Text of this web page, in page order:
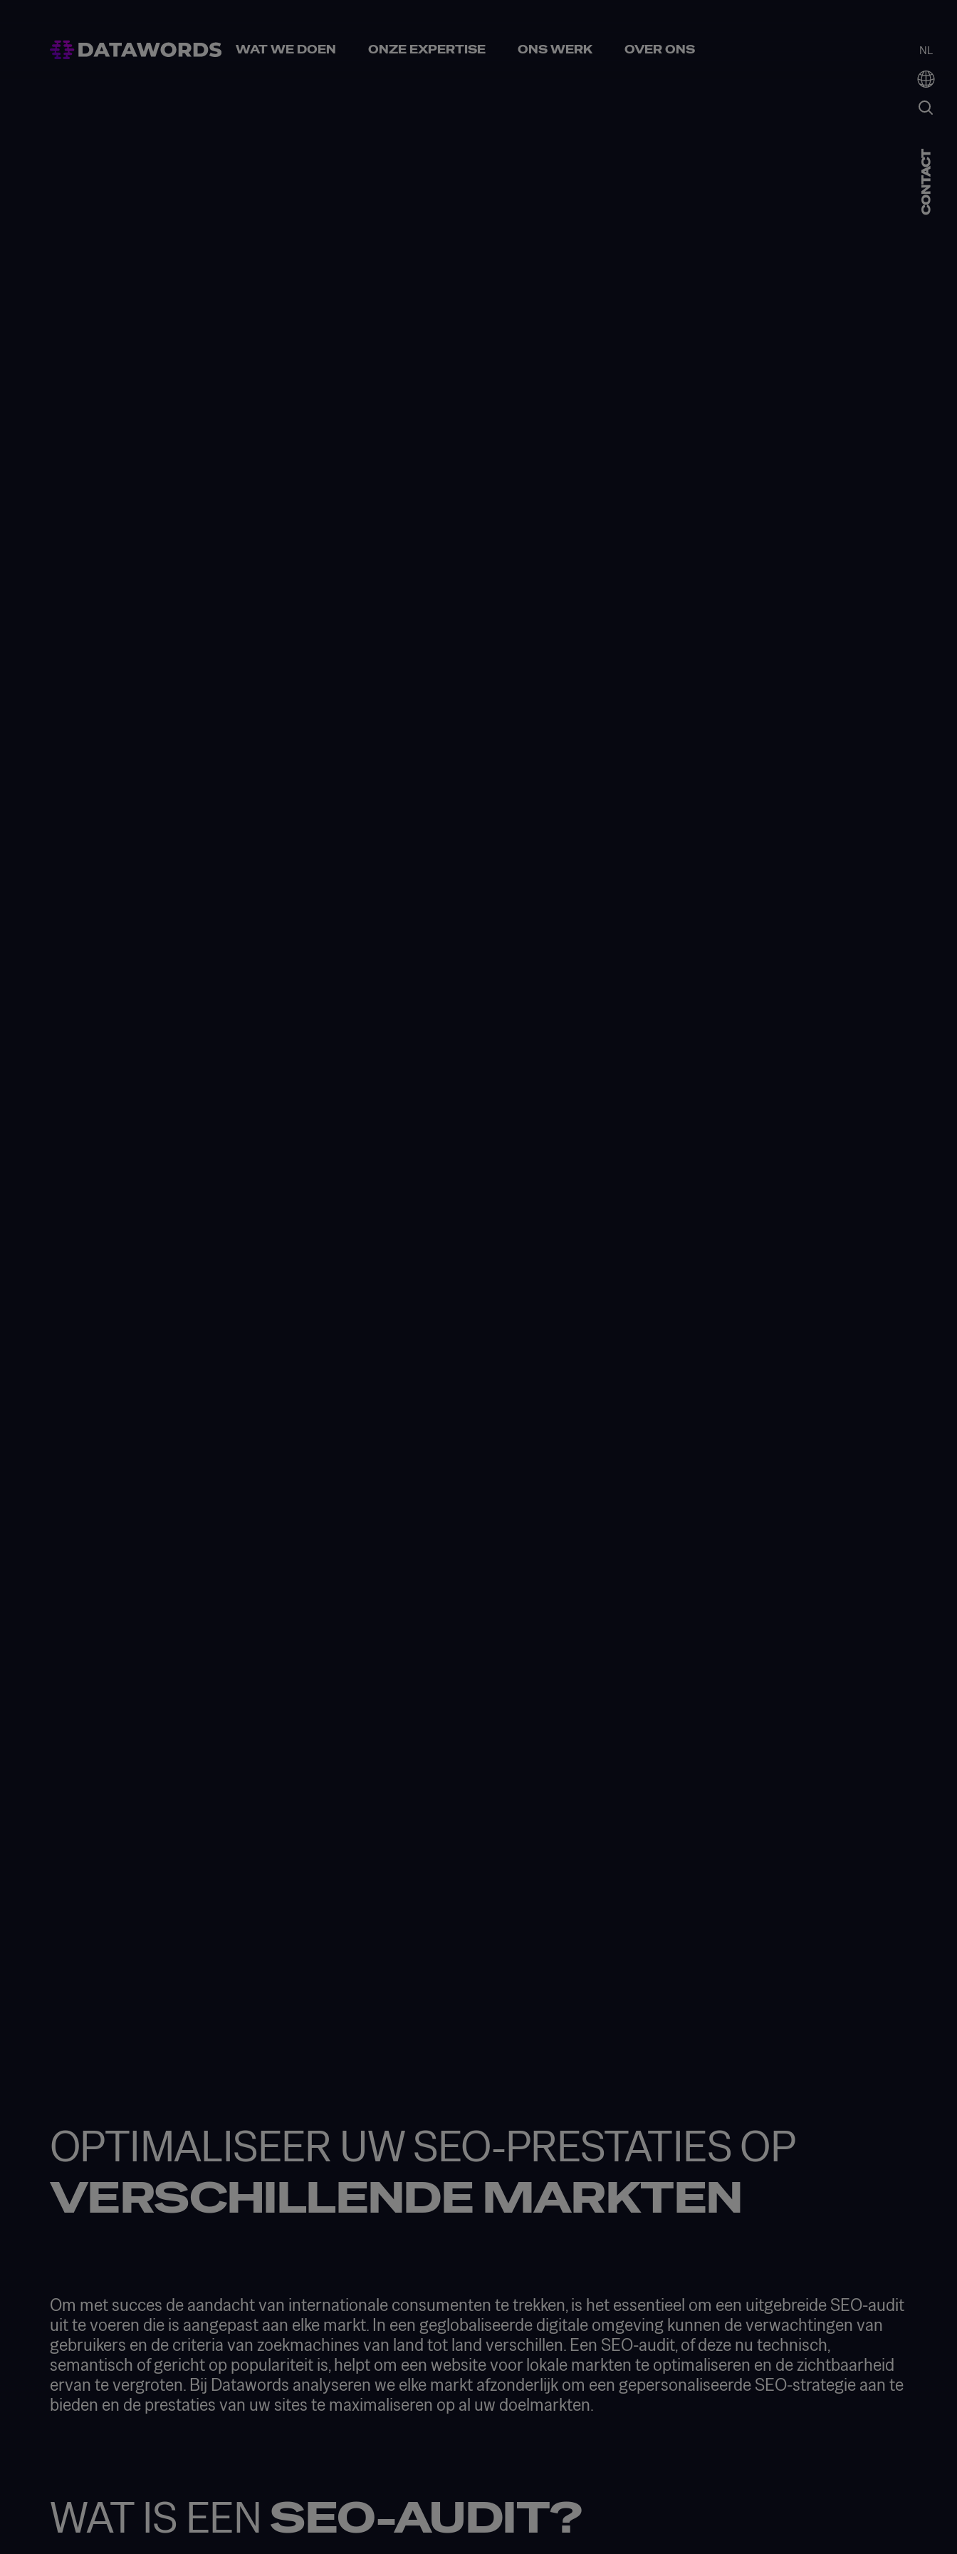
WAT WE DOEN ONZE EXPERTISE ONS WERK OVER ONS NL
CONTACT
OPTIMALISEER UW SEO-PRESTATIES OP
VERSCHILLENDE MARKTEN
Om met succes de aandacht van internationale consumenten te trekken, is het essentieel om een uitgebreide SEO-audit
uit te voeren die is aangepast aan elke markt. In een geglobaliseerde digitale omgeving kunnen de verwachtingen van
gebruikers en de criteria van zoekmachines van land tot land verschillen. Een SEO-audit, of deze nu technisch,
semantisch of gericht op populariteit is, helpt om een website voor lokale markten te optimaliseren en de zichtbaarheid
ervan te vergroten. Bij Datawords analyseren we elke markt afzonderlijk om een gepersonaliseerde SEO-strategie aan te
bieden en de prestaties van uw sites te maximaliseren op al uw doelmarkten.
WAT IS EEN SEO-AUDIT?